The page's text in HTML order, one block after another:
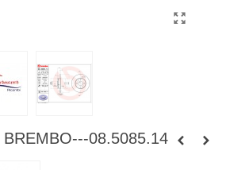
08.5085.14